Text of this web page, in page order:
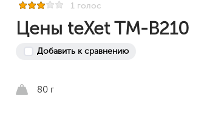
1 голос
Цены teXet TM-B210
Добавить к сравнению
80 г